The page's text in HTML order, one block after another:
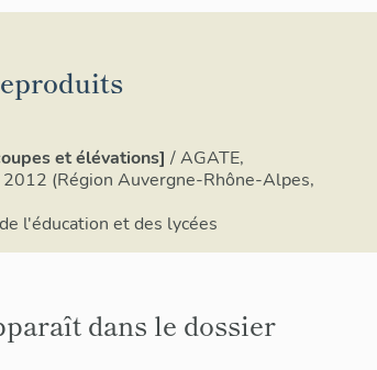
et élévations] / AGATE,
(Région Auvergne-Rhône-Alpes,
l'éducation et des lycées
dans le dossier